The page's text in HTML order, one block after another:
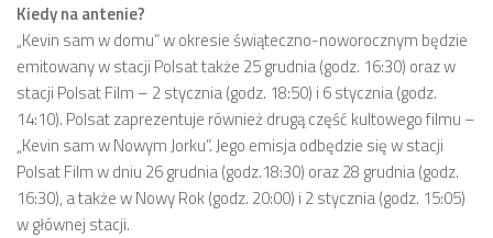
Kiedy na antenie?
„Kevin sam w domu” w okresie świąteczno-noworocznym będzie
emitowany w stacji Polsat także 25 grudnia (godz. 16:30) oraz w
stacji Polsat Film – 2 stycznia (godz. 18:50) i 6 stycznia (godz.
14:10). Polsat zaprezentuje również drugą część kultowego filmu –
„Kevin sam w Nowym Jorku”. Jego emisja odbędzie się w stacji
Polsat Film w dniu 26 grudnia (godz.18:30) oraz 28 grudnia (godz.
16:30), a także w Nowy Rok (godz. 20:00) i 2 stycznia (godz. 15:05)
w głównej stacji.